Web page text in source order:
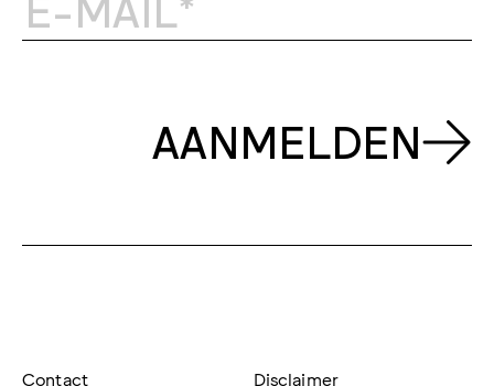
AANMELDEN
Contact Disclaimer